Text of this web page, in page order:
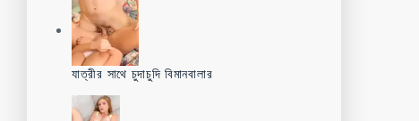
যাত্রীর সাথে চুদাচুদি বিমানবালার